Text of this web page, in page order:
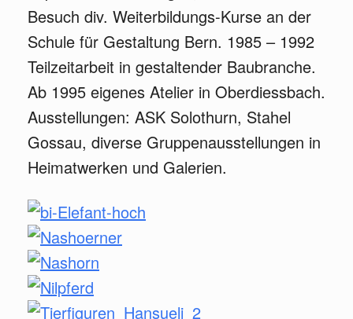
Besuch div. Weiterbildungs-Kurse an der
Schule für Gestaltung Bern. 1985 – 1992
Teilzeitarbeit in gestaltender Baubranche.
Ab 1995 eigenes Atelier in Oberdiessbach.
Ausstellungen: ASK Solothurn, Stahel
Gossau, diverse Gruppenausstellungen in
Heimatwerken und Galerien.